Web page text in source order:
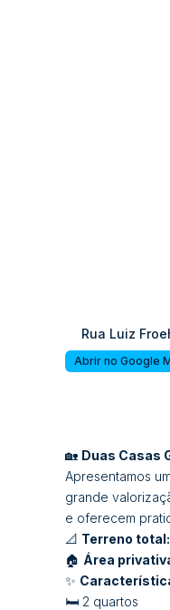
Rua Luiz
Abrir no Google
🏡 Duas Casas
Apresentamos
grande
e oferecem
📐 Terreno total:
🏠 Área
✨
🛏️ 2 quartos